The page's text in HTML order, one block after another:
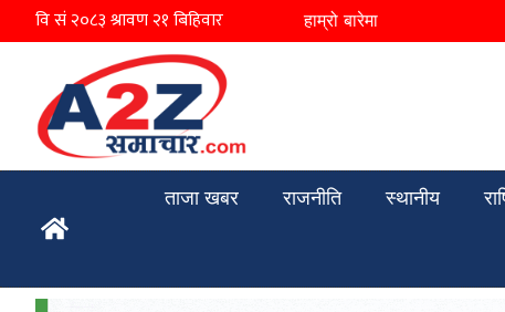
हाम्रो बारेमा
ताजा खबर राजनीति स्थानीय